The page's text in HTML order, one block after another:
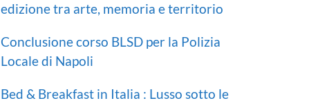
edizione tra arte, memoria e territorio
Conclusione corso BLSD per la Polizia
Locale di Napoli
Bed & Breakfast in Italia : Lusso sotto le